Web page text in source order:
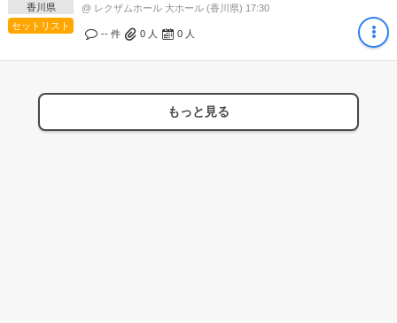
香川県
セットリスト
@ レクザムホール 大ホール (香川県) 17:30
-- 件 0 人 0 人
もっと見る